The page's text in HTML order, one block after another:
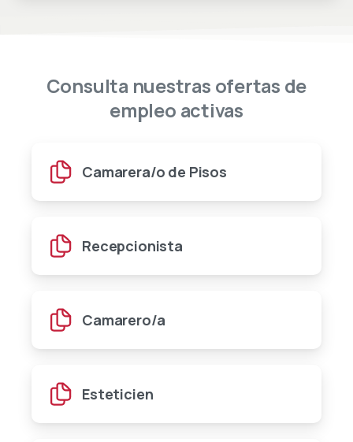
Consulta nuestras ofertas de
empleo activas
Camarera/o de Pisos
Recepcionista
Camarero/a
Esteticien